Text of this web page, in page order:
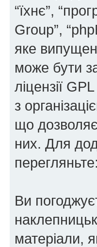
“їхнє”,
Group”,
яке
може бути
ліцензії
з
що
них. Для
перегляньте:
Ви
матеріали,